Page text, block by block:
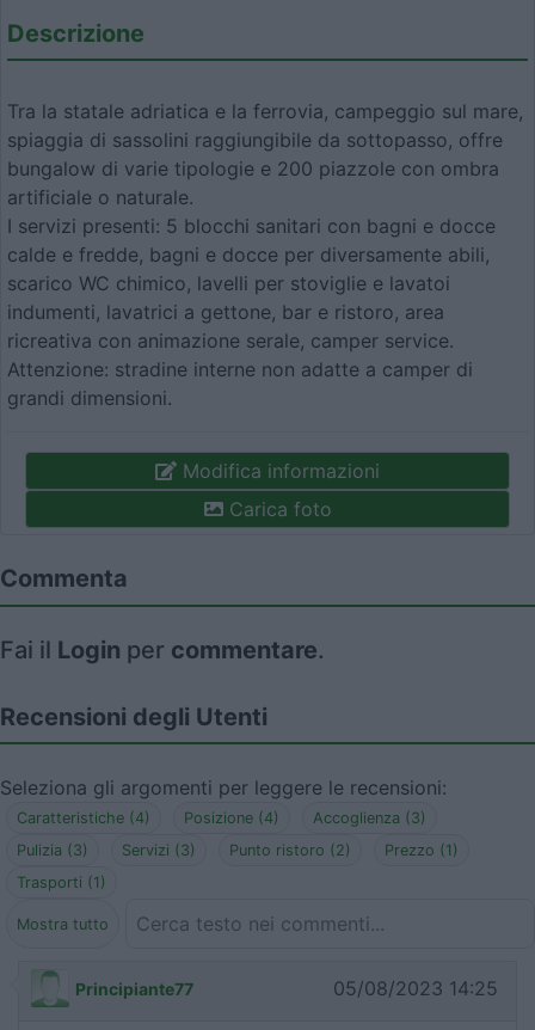
Descrizione
Tra la statale adriatica e la ferrovia, campeggio sul mare,
spiaggia di sassolini raggiungibile da sottopasso, offre
bungalow di varie tipologie e 200 piazzole con ombra
artificiale o naturale.
I servizi presenti: 5 blocchi sanitari con bagni e docce
calde e fredde, bagni e docce per diversamente abili,
scarico WC chimico, lavelli per stoviglie e lavatoi
indumenti, lavatrici a gettone, bar e ristoro, area
ricreativa con animazione serale, camper service.
Attenzione: stradine interne non adatte a camper di
grandi dimensioni.
Modifica informazioni
Carica foto
Commenta
Fai il Login per commentare.
Recensioni degli Utenti
Seleziona gli argomenti per leggere le recensioni:
Caratteristiche (4) Posizione (4)
Accoglienza (3)
Pulizia (3)
Servizi (3) Punto ristoro (2)
Prezzo (1)
Trasporti (1)
Mostra tutto
Principiante77 05/08/2023 14:25